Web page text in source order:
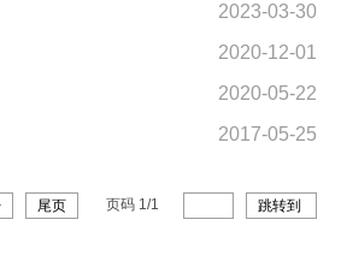
2023-03-30
2020-12-01
2020-05-22
2017-05-25
尾页 页码 1/1 跳转到